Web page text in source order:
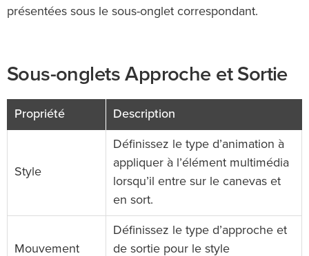
présentées sous le sous-onglet correspondant.
Sous-onglets Approche et Sortie
Propriété Description
Style
Définissez le type d’animation à
appliquer à l’élément multimédia
lorsqu’il entre sur le canevas et
en sort.
Mouvement
Définissez le type d’approche et
de sortie pour le style